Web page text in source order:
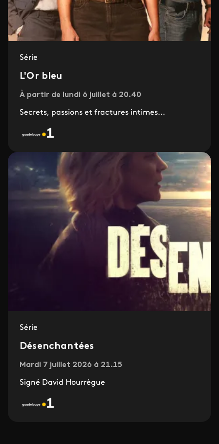
Série
L'Or bleu
À partir de lundi 6 juillet à 20.40
Secrets, passions et fractures intimes...
Série
Désenchantées
Mardi 7 juillet 2026 à 21.15
Signé David Hourrègue